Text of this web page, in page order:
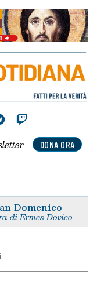
DONA ORA
Domenico
di Ermes Dovico